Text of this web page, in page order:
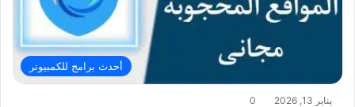
أحدث برامج للكمبيوتر
يناير 13, 2026 0